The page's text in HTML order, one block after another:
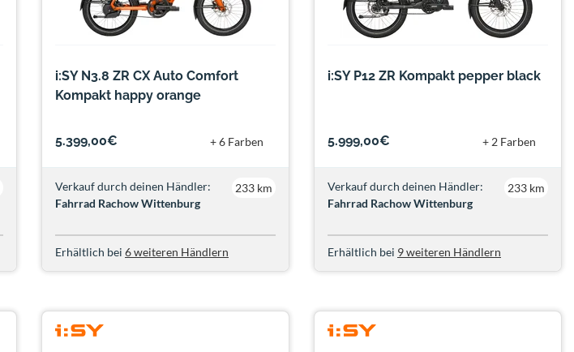
i:SY N3.8 ZR CX Auto Comfort
Kompakt happy orange
5.399,00€ + 6 Farben
Verkauf durch deinen Händler:
Fahrrad Rachow Wittenburg
233 km
Erhältlich bei 6 weiteren Händlern
i:SY P12 ZR Kompakt pepper black
5.999,00€ + 2 Farben
Verkauf durch deinen Händler:
Fahrrad Rachow Wittenburg
233 km
Erhältlich bei 9 weiteren Händlern